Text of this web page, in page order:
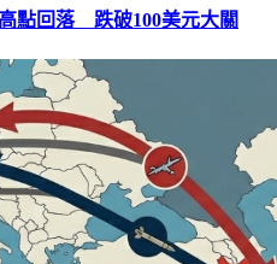
點回落 跌破100美元大關